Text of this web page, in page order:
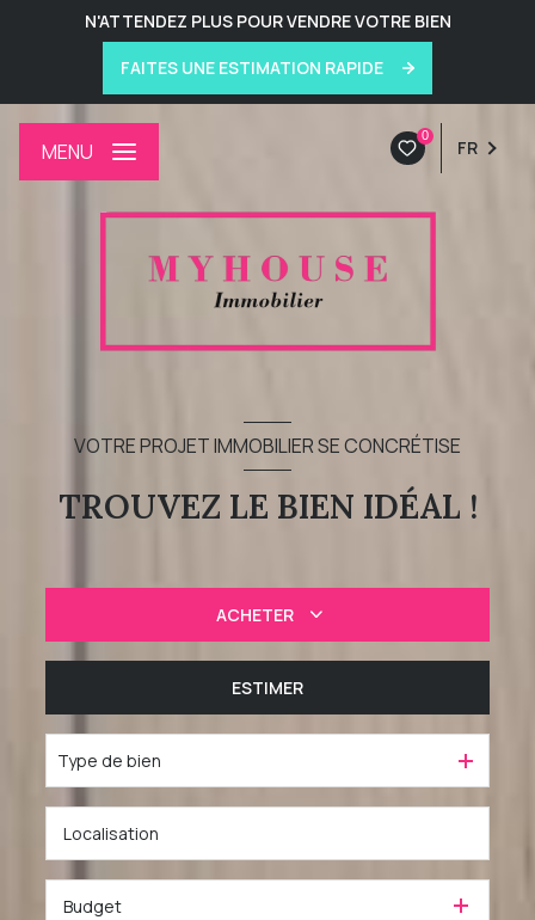
N'ATTENDEZ PLUS POUR VENDRE VOTRE BIEN
FAITES UNE ESTIMATION RAPIDE
0
FR
MENU
VOTRE PROJET IMMOBILIER SE CONCRÉTISE
TROUVEZ LE BIEN IDÉAL !
ACHETER
De l'immo pro
ESTIMER
Type de bien
Budget